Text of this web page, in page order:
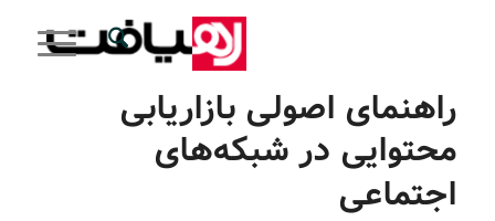
راهنمای اصولی بازاریابی
محتوایی در شبکه‌های
اجتماعی